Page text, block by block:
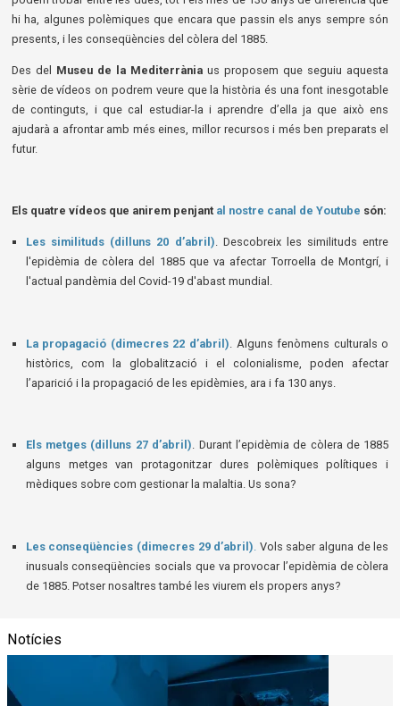
hi ha, algunes polèmiques que encara que passin els anys sempre són
presents, i les conseqüències del còlera del 1885.
Des del Museu de la Mediterrània us proposem que seguiu aquesta
sèrie de vídeos on podrem veure que la història és una font inesgotable
de continguts, i que cal estudiar-la i aprendre d’ella ja que això ens
ajudarà a afrontar amb més eines, millor recursos i més ben preparats el
futur.
Els quatre vídeos que anirem penjant al nostre canal de Youtube són:
Les similituds (dilluns 20 d’abril). Descobreix les similituds entre
l'epidèmia de còlera del 1885 que va afectar Torroella de Montgrí, i
l'actual pandèmia del Covid-19 d'abast mundial.
La propagació (dimecres 22 d’abril) . Alguns fenòmens culturals o
històrics, com la globalització i el colonialisme, poden afectar
l’aparició i la propagació de les epidèmies, ara i fa 130 anys.
Els metges (dilluns 27 d’abril). Durant l’epidèmia de còlera de 1885
alguns metges van protagonitzar dures polèmiques polítiques i
mèdiques sobre com gestionar la malaltia. Us sona?
Les conseqüències (dimecres 29 d’abril) Vols saber alguna de les
inusuals conseqüències socials que va provocar l’epidèmia de còlera
de 1885. Potser nosaltres també les viurem els propers anys?
Notícies